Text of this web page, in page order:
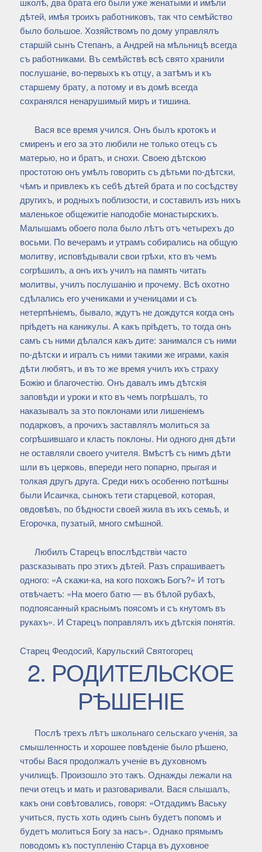
дѣтей, имѣя троихъ работниковъ, так что семѣйство
было большое. Хозяйствомъ по дому управлялъ
старшій сынъ Степанъ, а Андрей на мѣльницѣ всегда
съ работниками. Въ семѣйствѣ всѣ свято хранили
послушаніе, во-первыхъ къ отцу, а затѣмъ и къ
старшему брату, а потому и въ домѣ всегда
сохранялся ненарушимый миръ и тишина.
Вася все время учился. Онъ былъ кротокъ и
смиренъ и его за это любили не только отецъ съ
матерью, но и братъ, и снохи. Своею дѣтскою
простотою онъ умѣлъ говорить съ дѣтьми по-дѣтски,
чѣмъ и привлекъ къ себѣ дѣтей брата и по сосѣдству
другихъ, и родныхъ поблизости, и составилъ изъ нихъ
маленькое общежитіе наподобіе монастырскихъ.
Малышамъ обоего пола было лѣтъ отъ четырехъ до
восьми. По вечерамъ и утрамъ собирались на общую
молитву, исповѣдывали свои грѣхи, кто въ чемъ
согрѣшилъ, а онъ ихъ училъ на память читать
молитвы, училъ послушанію и прочему. Всѣ охотно
сдѣлались его учениками и ученицами и съ
нетерпѣніемъ, бывало, ждутъ не дождутся когда онъ
пріѣдетъ на каникулы. А какъ пріѣдетъ, то тогда онъ
самъ съ ними дѣлался какъ дите: занимался съ ними
по-дѣтски и игралъ съ ними такими же играми, какія
дѣти любятъ, и въ то же время училъ ихъ страху
Божію и благочестію. Онъ давалъ имъ дѣтскія
заповѣди и уроки и кто въ чемъ погрѣшалъ, то
наказывалъ за это поклонами или лишеніемъ
подарковъ, а прочихъ заставлялъ молиться за
согрѣшившаго и класть поклоны. Ни одного дня дѣти
не оставляли своего учителя. Вмѣстѣ съ нимъ дѣти
шли въ церковь, впереди него попарно, прыгая и
толкая другъ друга. Среди нихъ особенно потѣшны
были Исаичка, сынокъ тети старцевой, которая,
овдовѣвъ, по бѣдности своей жила въ ихъ семьѣ, и
Егорочка, пузатый, много смѣшной.
Любилъ Старецъ впослѣдствіи часто
разсказывать про этихъ дѣтей. Разъ спрашиваетъ
одного: «А скажи-ка, на кого похожъ Богъ?» И тотъ
отвѣчаетъ: «На моего батю — въ бѣлой рубахѣ,
подпоясанный краснымъ поясомъ и съ кнутомъ въ
рукахъ». И Старецъ поправлялъ ихъ дѣтскія понятія.
Старец Феодосий, Карульский Святогорец
2. РОДИТЕЛЬСКОЕ
РѢШЕНІЕ
Послѣ трехъ лѣтъ школьнаго сельскаго ученія, за
смышленность и хорошее повѣденіе было рѣшено,
чтобы Вася продолжалъ ученіе въ духовномъ
училищѣ. Произошло это такъ. Однажды лежали на
печи отецъ и мать и разговаривали. Вася слышалъ,
какъ они совѣтовались, говоря: «Отдадимъ Ваську
учиться, пусть хоть одинъ сынъ будетъ попомъ и
будетъ молиться Богу за насъ». Однако прямымъ
поводомъ къ поступленію Старца въ духовное